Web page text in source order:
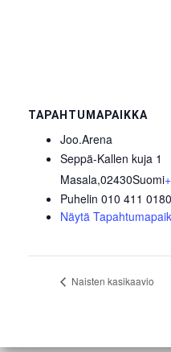
TAPAHTUMAPAIKKA
Joo.Arena
Seppä-Kallen kuja 1
Masala,02430Suomi
Puhelin 010 411 0180
Näytä
Naisten kasikaavio